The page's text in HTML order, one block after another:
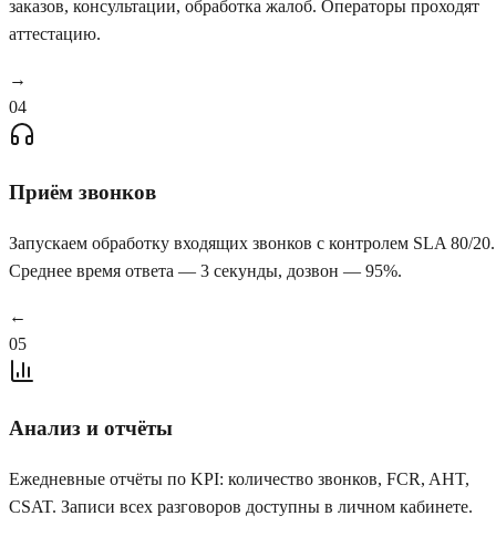
заказов, консультации, обработка жалоб. Операторы проходят
аттестацию.
→
04
Приём звонков
Запускаем обработку входящих звонков с контролем SLA 80/20.
Среднее время ответа — 3 секунды, дозвон — 95%.
←
05
Анализ и отчёты
Ежедневные отчёты по KPI: количество звонков, FCR, AHT,
CSAT. Записи всех разговоров доступны в личном кабинете.